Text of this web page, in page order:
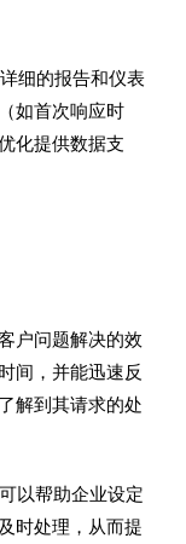
细的报告和仪表
如首次响应时
化提供数据支
户问题解决的效
间，并能迅速反
解到其请求的处
以帮助企业设定
时处理，从而提